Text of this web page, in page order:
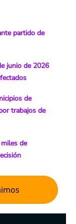
partido de
junio de 2026
de
trabajos de
de